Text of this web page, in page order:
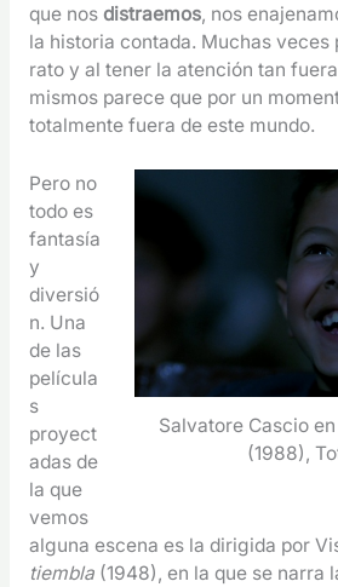
que nos distraemos, nos
la historia contada. Muchas veces
rato y al tener la atención tan
mismos parece que por un
totalmente fuera de este mundo.
Salvatore Cascio en
(1988),
Pero no
todo es
fantasía
y
diversió
n. Una
de las
película
s
proyect
adas de
la que
vemos
alguna escena es la dirigida por
tiembla(1948), en la que se narra